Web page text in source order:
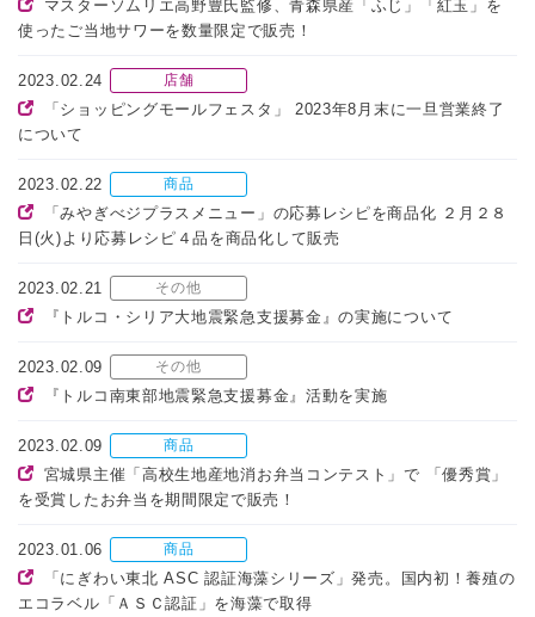
マスターソムリエ高野豊氏監修、青森県産「ふじ」「紅玉」を
使ったご当地サワーを数量限定で販売！
2023.02.24 店舗
「ショッピングモールフェスタ」 2023年8月末に一旦営業終了
について
2023.02.22 商品
「みやぎべジプラスメニュー」の応募レシピを商品化 ２月２８
日(火)より応募レシピ４品を商品化して販売
2023.02.21 その他
『トルコ・シリア大地震緊急支援募金』の実施について
2023.02.09 その他
『トルコ南東部地震緊急支援募金』活動を実施
2023.02.09 商品
宮城県主催「高校生地産地消お弁当コンテスト」で 「優秀賞」
を受賞したお弁当を期間限定で販売！
2023.01.06 商品
「にぎわい東北 ASC 認証海藻シリーズ」発売。国内初！養殖の
エコラベル「ＡＳＣ認証」を海藻で取得